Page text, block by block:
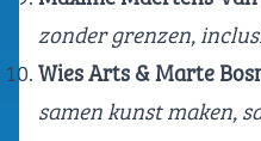
zonder grenzen,
Wies Arts & Marte
samen kunst maken,